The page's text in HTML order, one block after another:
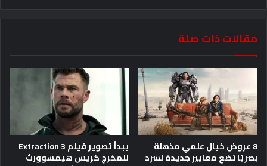
مقالات ذات صلة
8 عروض خيال علمي مذهلة
بصريًا تضع معايير جديدة لسرد
يبدأ تصوير فيلم Extraction 3
للمخرج كريس هيمسوورث